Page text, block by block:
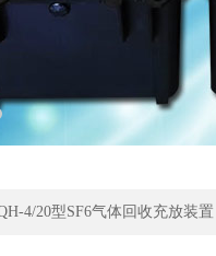
4/20型SF6气体回收充放装置